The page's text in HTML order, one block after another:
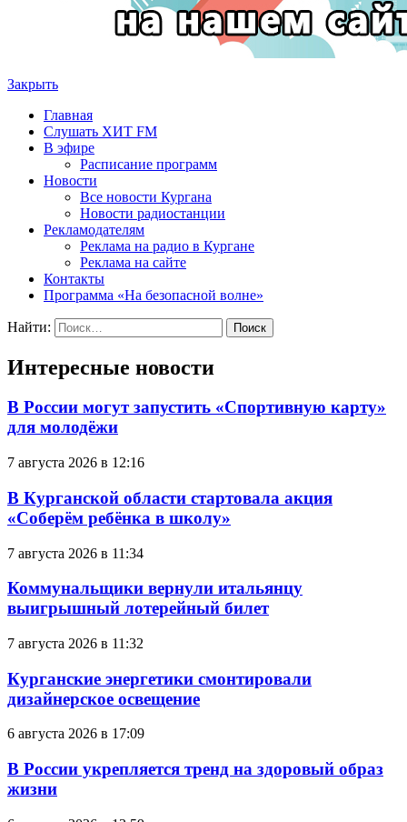
Закрыть
Главная
Слушать ХИТ FM
В эфире
Расписание программ
Новости
Все новости Кургана
Новости радиостанции
Рекламодателям
Реклама на радио в Кургане
Реклама на сайте
Контакты
Программа «На безопасной волне»
Найти:
Интересные новости
В России могут запустить «Спортивную карту»
для молодёжи
7 августа 2026 в 12:16
В Курганской области стартовала акция
«Соберём ребёнка в школу»
7 августа 2026 в 11:34
Коммунальщики вернули итальянцу
выигрышный лотерейный билет
7 августа 2026 в 11:32
Курганские энергетики смонтировали
дизайнерское освещение
6 августа 2026 в 17:09
В России укрепляется тренд на здоровый образ
жизни